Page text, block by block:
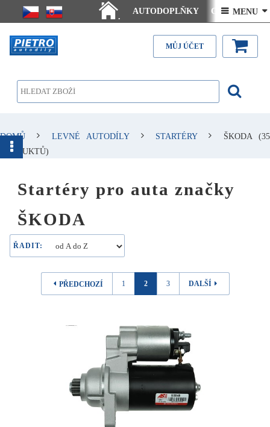
.
AUTODOPLŇKY Ceny doručení
Články - návody Kontakt
 MENU 
MŮJ ÚČET
DOMŮ LEVNÉ AUTODÍLY STARTÉRY ŠKODA(35
PRODUKTŮ)
Startéry pro auta značky
ŠKODA
ŘADIT:
PŘEDCHOZÍ 1 2 3 DALŠÍ